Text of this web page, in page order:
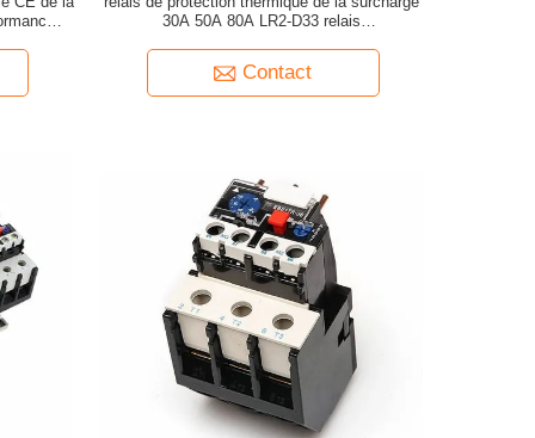
30A 50A 80A LR2-D33 relais
Contact